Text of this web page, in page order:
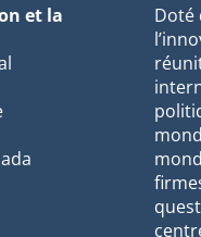
et la
Doté